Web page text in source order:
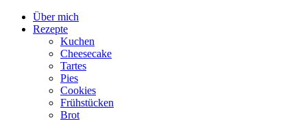
Über mich
Rezepte
Kuchen
Cheesecake
Tartes
Pies
Cookies
Frühstücken
Brot